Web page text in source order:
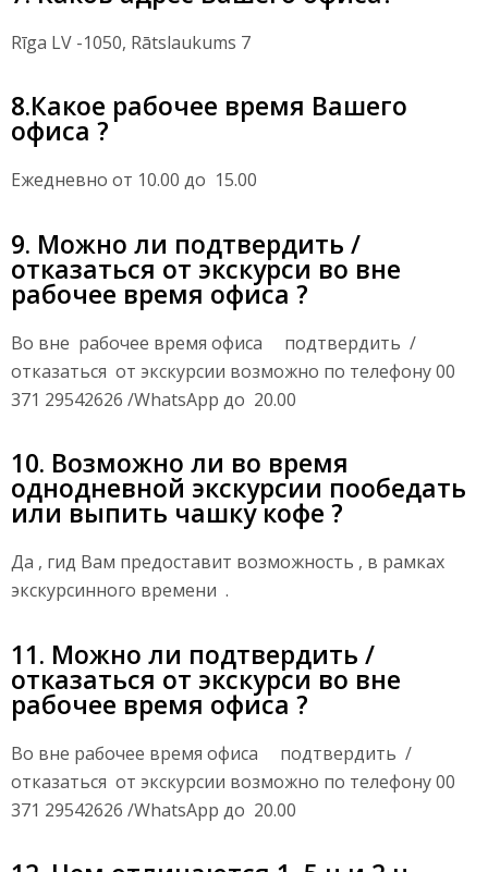
Rīga LV -1050, Rātslaukums 7
8.Какое рабочее время Вашего
офиса ?
Ежедневно от 10.00 до 15.00
9. Можно ли подтвердить /
отказаться от экскурси во вне
рабочее время офиса ?
Во вне рабочее время офиса подтвердить /
отказаться от экскурсии возможно по телефону 00
371 29542626 /WhatsApp до 20.00
10. Возможно ли во время
однодневной экскурсии пообедать
или выпить чашку кофе ?
Да , гид Вам предоставит возможность , в рамках
экскурсинного времени .
11. Можно ли подтвердить /
отказаться от экскурси во вне
рабочее время офиса ?
Во вне рабочее время офиса подтвердить /
отказаться от экскурсии возможно по телефону 00
371 29542626 /WhatsApp до 20.00